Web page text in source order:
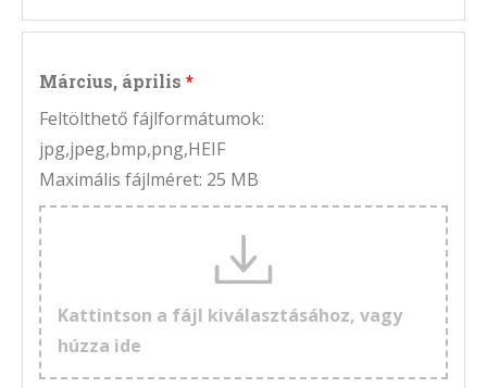
Március, április
Feltölthető fájlformátumok:
jpg,jpeg,bmp,png,HEIF
Maximális fájlméret: 25 MB
Kattintson a fájl kiválasztásához, vagy
húzza ide